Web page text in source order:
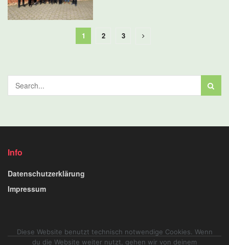
1 2 3
Info
Datenschutzerklärung
Impressum
Diese Website benutzt technisch notwendige Cookies. Wenn
du die Website weiter nutzt, gehen wir von deinem